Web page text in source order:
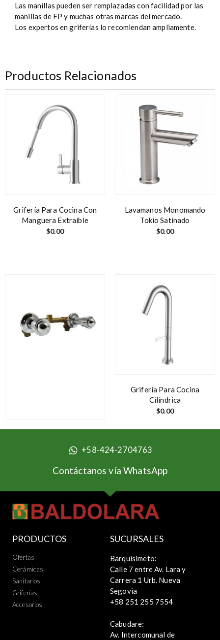
Las manillas pueden ser remplazadas con facilidad por las
manillas de FP y muchas otras marcas del mercado.
Los expertos en griferías lo recomiendan ampliamente.
Productos Relacionados
Grifería Para Cocina Con
Manguera Extraíble
$0.00
Lavamanos Monomando
Tokio Satinado
$0.00
Jazz Vencerámica
Grifería Para Cocina
Cilíndrica
$0.00
+58-424-2704763
Contáctanos vía WhatsApp
PRODUCTOS
Ofertas
Cerámicas
Sanitarios
Griferías
Accesorios
SUCURSALES
Barquisimeto:
Calle 7 entre Av. Lara y
Carrera 1 Urb. Nueva
Segovia
+58 251 255 7554
Cabudare:
Av. Intercomunal de